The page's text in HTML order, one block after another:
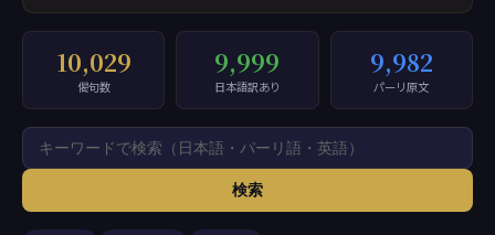
10,029
偈句数
9,999
日本語訳あり
9,982
パーリ原文
検索